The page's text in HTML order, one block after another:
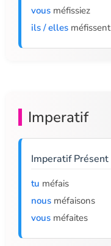
vous méfissiez
ils / elles méfissent
Imperatif
Imperatif Présent
tu méfais
nous méfaisons
vous méfaites